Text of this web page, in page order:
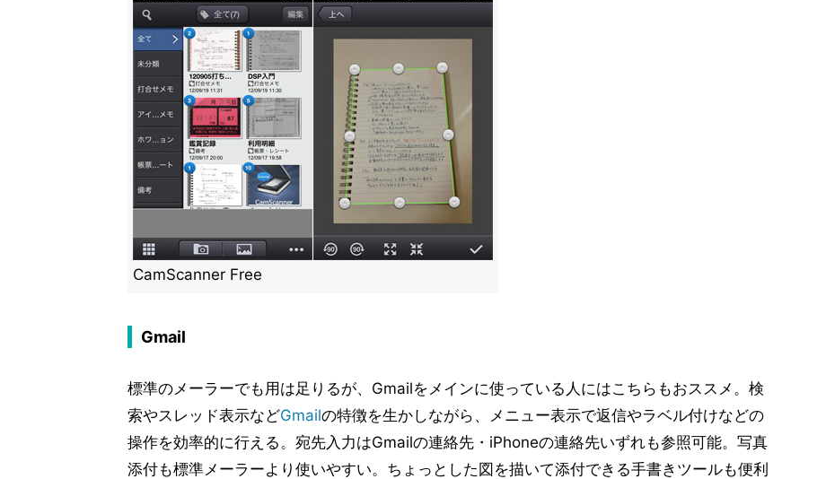
CamScanner Free
Gmail
標準のメーラーでも用は足りるが、Gmailをメインに使っている人にはこちらもおススメ。検
索やスレッド表示などGmailの特徴を生かしながら、メニュー表示で返信やラベル付けなどの
操作を効率的に行える。宛先入力はGmailの連絡先・iPhoneの連絡先いずれも参照可能。写真
添付も標準メーラーより使いやすい。ちょっとした図を描いて添付できる手書きツールも便利